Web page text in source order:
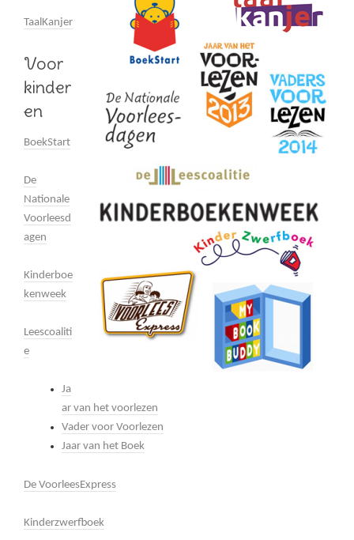
TaalKanjer
Voor
kinder
en
BoekStart
De
Nationale
Voorleesd
agen
Kinderboe
kenweek
Leescoaliti
e
Ja
ar van het voorlezen
Vader voor Voorlezen
Jaar van het Boek
De VoorleesExpress
Kinderzwerfboek